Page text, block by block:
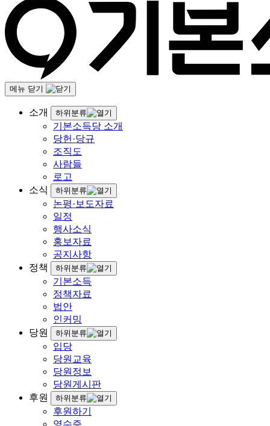
메뉴 닫기
소개 하위분류
기본소득당 소개
당헌·당규
조직도
사람들
로고
소식
하위분류
논평·보도자료
일정
행사소식
홍보자료
공지사항
정책
하위분류
기본소득
정책자료
법안
인커밍
당원
하위분류
입당
당원교육
당원정보
당원게시판
후원
하위분류
후원하기